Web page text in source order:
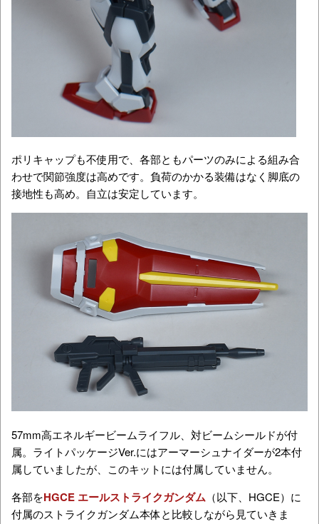
ポリキャップも不使用で、各部ともパーツのみによる組み合
わせで関節強度は高めです。負荷のかかる装備はなく脚底の
接地性も高め。自立は安定しています。
57mm高エネルギービームライフル、対ビームシールドが付
属。ライトパッケージVer.にはアーマーシュナイダーが2本付
属していましたが、このキットには付属していません。
各部をHGCE エールストライクガンダム （以下、HGCE）に
付属のストライクガンダム本体と比較しながら見ていきま